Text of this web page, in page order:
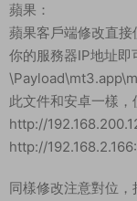
蘋果：
蘋果客戶端修改直
你的服務器IP地址即
此文件和安卓一樣
http://
http://
同樣修改注意對位